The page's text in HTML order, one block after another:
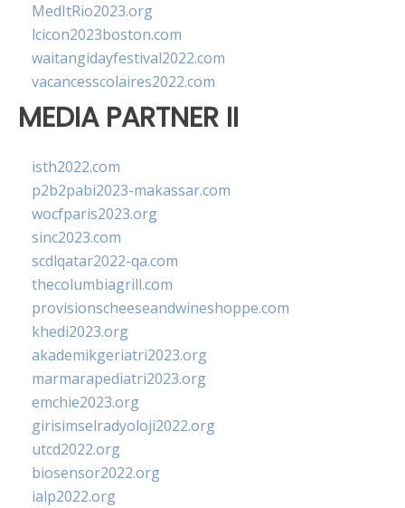
MedItRio2023.org
lcicon2023boston.com
waitangidayfestival2022.com
vacancesscolaires2022.com
MEDIA PARTNER II
isth2022.com
p2b2pabi2023-makassar.com
wocfparis2023.org
sinc2023.com
scdlqatar2022-qa.com
thecolumbiagrill.com
provisionscheeseandwineshoppe.com
khedi2023.org
akademikgeriatri2023.org
marmarapediatri2023.org
emchie2023.org
girisimselradyoloji2022.org
utcd2022.org
biosensor2022.org
ialp2022.org